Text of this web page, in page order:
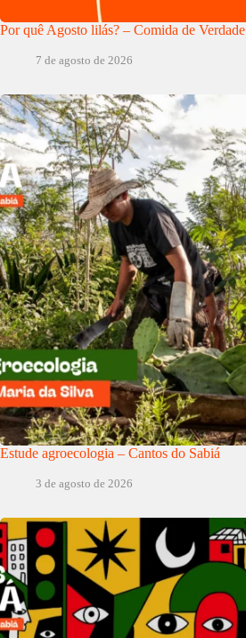
Por quê Agosto lilás? – Comida de Verdade
7 de agosto de 2026
Estude agroecologia – Cantos do Sabiá
3 de agosto de 2026